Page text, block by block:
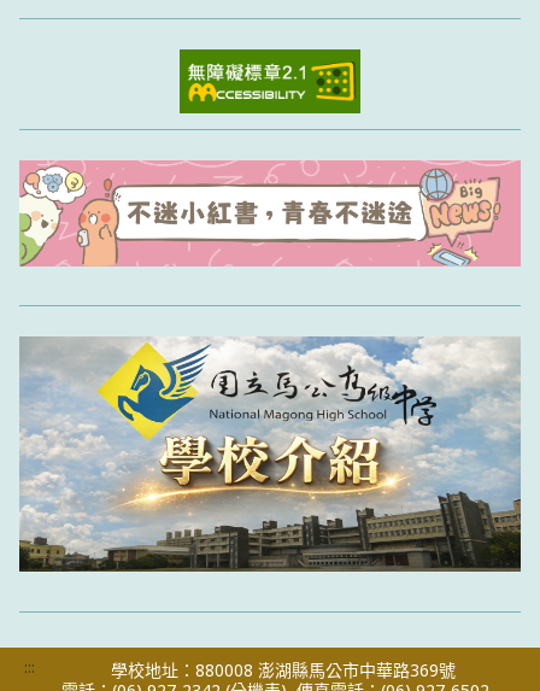
:::
學校地址：880008 澎湖縣馬公市中華路369號